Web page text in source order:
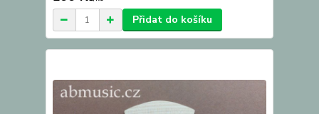
Přidat do košíku